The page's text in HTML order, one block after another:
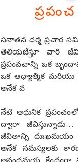
సనాతన ధర్మ ప్రచార
తెలియజేస్తూ వారి
ప్రపంవచాన్ని ఒక
ఒక ఆధ్యాత్మిక
అనేక వ
నేటి ఆధునిక
ద్వారా
జీవితాన్ని దుఃఖమయం
అనేక సమస్యలకు